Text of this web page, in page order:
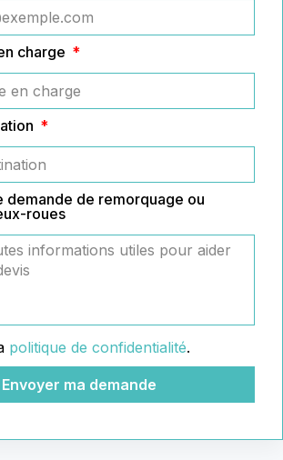
charge
demande de remorquage ou
roues
politique de confidentialité.
Envoyer ma demande